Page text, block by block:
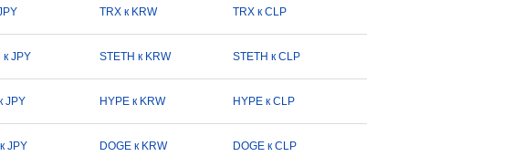
TRX к KRW TRX к CLP
к JPY STETH к KRW STETH к CLP
JPY HYPE к KRW HYPE к CLP
JPY DOGE к KRW DOGE к CLP